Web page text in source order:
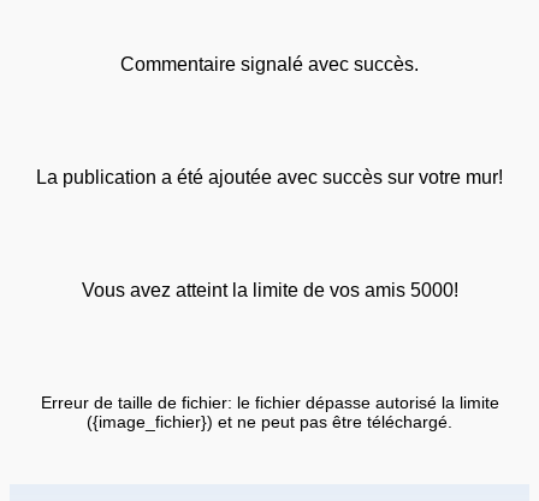
Commentaire signalé avec succès.
La publication a été ajoutée avec succès sur votre mur!
Vous avez atteint la limite de vos amis 5000!
Erreur de taille de fichier: le fichier dépasse autorisé la limite
({image_fichier}) et ne peut pas être téléchargé.